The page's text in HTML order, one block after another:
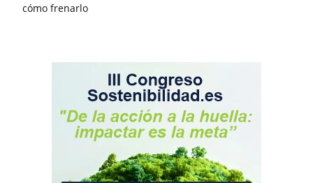
cómo frenarlo